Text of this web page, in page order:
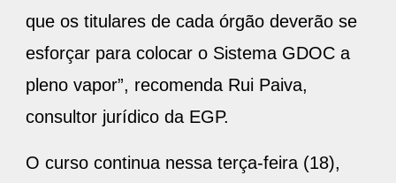
que os titulares de cada órgão deverão se
esforçar para colocar o Sistema GDOC a
pleno vapor”, recomenda Rui Paiva,
consultor jurídico da EGP.
O curso continua nessa terça-feira (18),